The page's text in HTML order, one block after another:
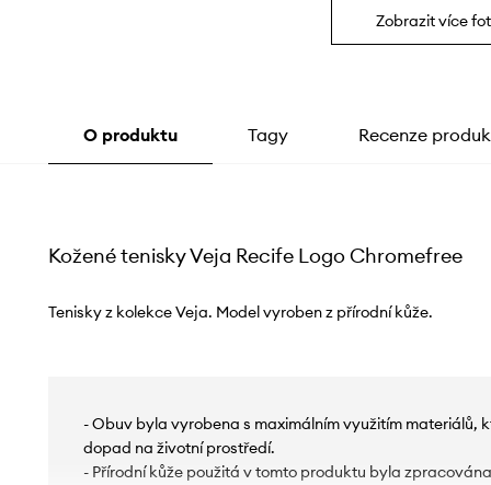
Zobrazit více
O produktu Tagy Recenze
Kožené tenisky Veja Recife Logo Chromefree
Tenisky z kolekce Veja. Model vyroben z přírodní kůže.
- Obuv byla vyrobena s maximálním využitím materiálů,
dopad na životní prostředí.
- Přírodní kůže použitá v tomto produktu byla